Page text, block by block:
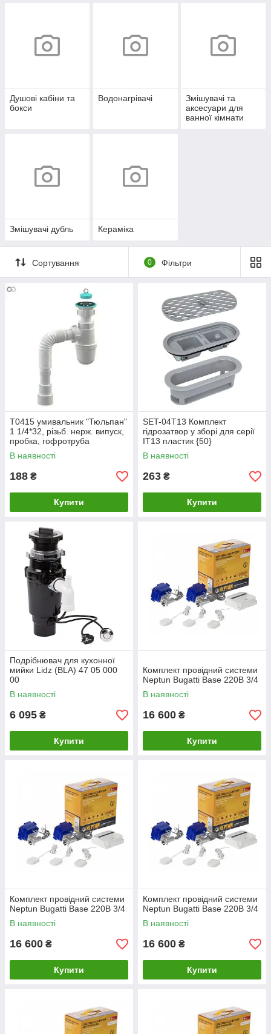
Душові кабіни та
бокси
Водонагрівачі
Змішувачі та
аксесуари для
ванної кімнати
Змішувачі дубль Кераміка
Сортування 0 Фільтри
Т0415 умивальник "Тюльпан"
1 1/4*32, різьб. нерж. випуск,
пробка, гофротруба
32*32/40/50{30}
В наявності
188 ₴
Купити
SET-04T13 Комплект
гідрозатвор у зборі для серії
IT13 пластик {50}
В наявності
263 ₴
Купити
Подрібнювач для кухонної
мийки Lidz (BLA) 47 05 000
00
В наявності
6 095 ₴
Купити
Комплект провідний системи
Neptun Bugatti Base 220B 3/4
В наявності
16 600 ₴
Купити
Комплект провідний системи
Neptun Bugatti Base 220B 3/4
В наявності
16 600 ₴
Купити
Комплект провідний системи
Neptun Bugatti Base 220B 3/4
В наявності
16 600 ₴
Купити